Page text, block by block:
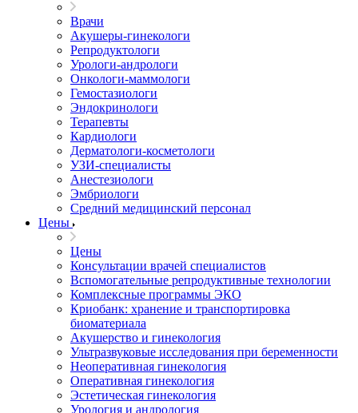
Врачи
Акушеры-гинекологи
Репродуктологи
Урологи-андрологи
Онкологи-маммологи
Гемостазиологи
Эндокринологи
Терапевты
Кардиологи
Дерматологи-косметологи
УЗИ-специалисты
Анестезиологи
Эмбриологи
Средний медицинский персонал
Цены
Цены
Консультации врачей специалистов
Вспомогательные репродуктивные технологии
Комплексные программы ЭКО
Криобанк: хранение и транспортировка
биоматериала
Акушерство и гинекология
Ультразвуковые исследования при беременности
Неоперативная гинекология
Оперативная гинекология
Эстетическая гинекология
Урология и андрология